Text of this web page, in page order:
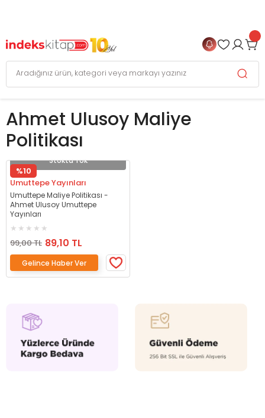
Ahmet Ulusoy Maliye
Politikası
Stokta Yok
%10
Umuttepe Yayınları
Umuttepe Maliye Politikası -
Ahmet Ulusoy Umuttepe
Yayınları
99,00 TL 89,10 TL
Gelince Haber Ver